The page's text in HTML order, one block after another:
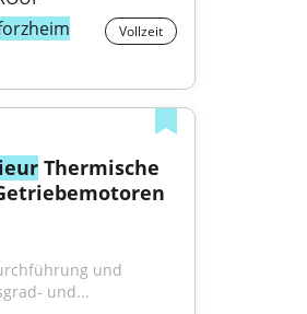
Vollzeit
Thermische
und
und...